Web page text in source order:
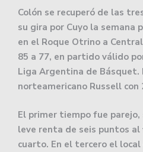
Colón se recuperó de las
su gira por Cuyo la semana
en el Roque Otrino a
85 a 77, en partido válido
Liga Argentina de
norteamericano Russell con
El primer tiempo fue parejo,
leve renta de seis puntos
cuarto. En el tercero el